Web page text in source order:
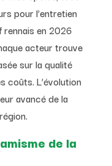
pour l’entretien
en 2026
acteur trouve
sur la qualité
coûts. L’évolution
avancé de la
de la